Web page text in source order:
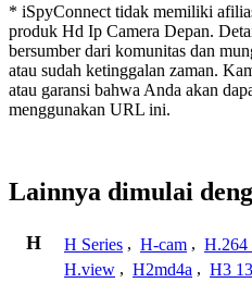
* iSpyConnect tidak memiliki
produk Hd Ip Camera Depan.
bersumber dari komunitas dan
atau sudah ketinggalan zaman.
atau garansi bahwa Anda akan
menggunakan URL ini.
Lainnya dimulai
H H Series , H-cam , H.264
H.view , H2md4a , H3